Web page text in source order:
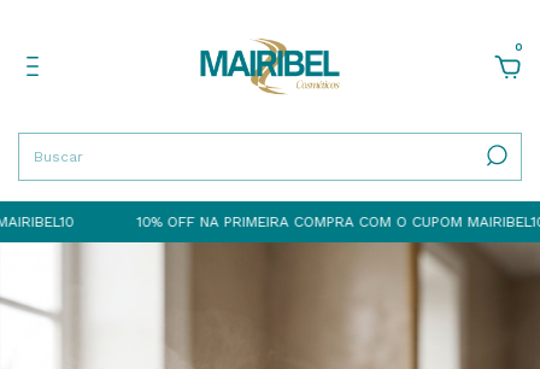
0
10% OFF NA PRIMEIRA COMPRA COM O CUPOM MAIRIBEL10